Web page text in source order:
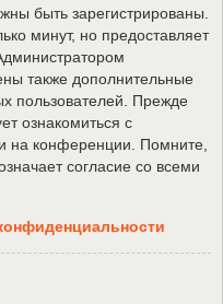
быть зарегистрированы.
минут, но предоставляет
также дополнительные
пользователей. Прежде
ознакомиться с
на конференции. Помните,
согласие со всеми